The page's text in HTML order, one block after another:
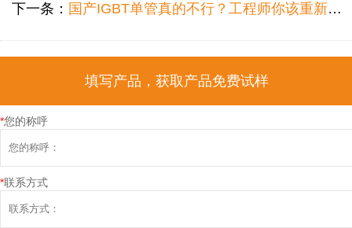
下一条： 国产IGBT单管真的不行？工程师你该重新认识飞虹FHA40T65A了！
填写产品，获取产品免费试样
*您的称呼
*联系方式